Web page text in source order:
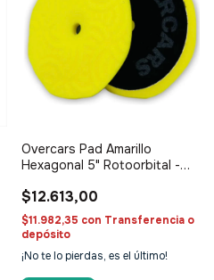
Overcars Pad Amarillo
Hexagonal 5" Rotoorbital -
$12.613,00
$11.982,35 con Transferencia o
depósito
¡No te lo pierdas, es el último!